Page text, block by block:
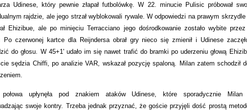
Udinese, który pewnie złapał futbolówkę. W 22. minucie Pulisic próbował
rajdzie, ale jego strzał wyblokowali rywale. W odpowiedzi na prawym skrzydle
Ehizibue, ale po minięciu Terracciano jego dośrodkowanie zostało wybite
Po czerwonej kartce dla Reijndersa obrał gry nieco się zmienił i Udinese
do głosu. W 45+1' udało im się nawet trafić do bramki po uderzeniu głową
sędzia Chiffi, po analizie VAR, wskazał pozycję spaloną. Milan zatem schodził
połowa upłynęła pod znakiem ataków Udinese, które sporadycznie Milan
swoje kontry. Trzeba jednak przyznać, że goście przyjęli dość prostą